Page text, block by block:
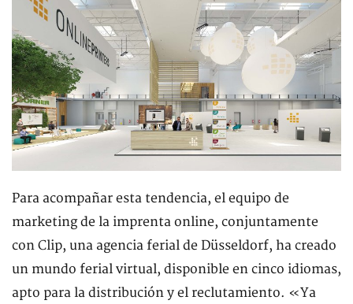
Para acompañar esta tendencia, el equipo de
marketing de la imprenta online, conjuntamente
con Clip, una agencia ferial de Düsseldorf, ha creado
un mundo ferial virtual, disponible en cinco idiomas,
apto para la distribución y el reclutamiento. «Ya